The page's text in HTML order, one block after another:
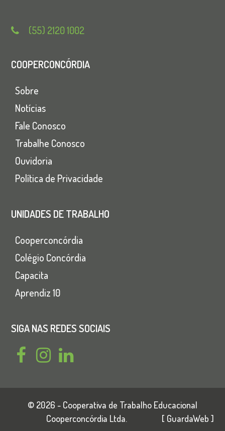
(55) 2120 1002
COOPERCONCÓRDIA
Sobre
Notícias
Fale Conosco
Trabalhe Conosco
Ouvidoria
Política de Privacidade
UNIDADES DE TRABALHO
Cooperconcórdia
Colégio Concórdia
Capacita
Aprendiz 10
SIGA NAS REDES SOCIAIS
F
e
I
s
t
L
n
k
© 2026 - Cooperativa de Trabalho Educacional
Cooperconcórdia Ltda.
[ GuardaWeb ]